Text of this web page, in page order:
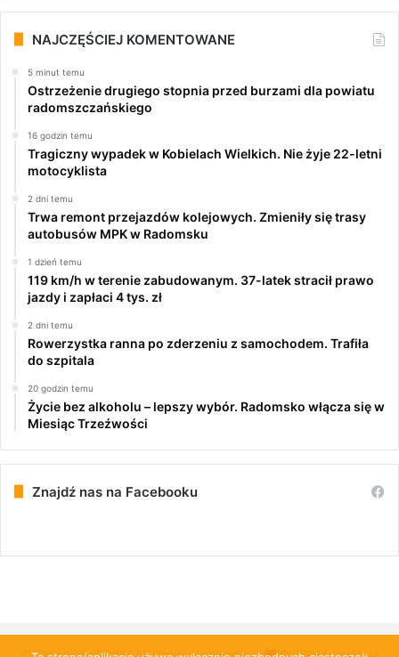
NAJCZĘŚCIEJ KOMENTOWANE
5 minut temu
Ostrzeżenie drugiego stopnia przed burzami dla powiatu
radomszczańskiego
16 godzin temu
Tragiczny wypadek w Kobielach Wielkich. Nie żyje 22-letni
motocyklista
2 dni temu
Trwa remont przejazdów kolejowych. Zmieniły się trasy
autobusów MPK w Radomsku
1 dzień temu
119 km/h w terenie zabudowanym. 37-latek stracił prawo
jazdy i zapłaci 4 tys. zł
2 dni temu
Rowerzystka ranna po zderzeniu z samochodem. Trafiła
do szpitala
20 godzin temu
Życie bez alkoholu – lepszy wybór. Radomsko włącza się w
Miesiąc Trzeźwości
Znajdź nas na Facebooku